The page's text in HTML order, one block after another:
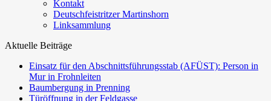
Kontakt
Deutschfeistritzer Martinshorn
Linksammlung
Aktuelle Beiträge
Einsatz für den Abschnittsführungsstab (AFÜST): Person in
Mur in Frohnleiten
Baumbergung in Prenning
Türöffnung in der Feldgasse